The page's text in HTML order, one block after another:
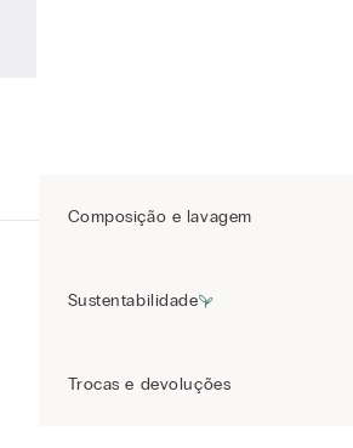
Composição e lavagem
Sustentabilidade
Trocas e devoluções